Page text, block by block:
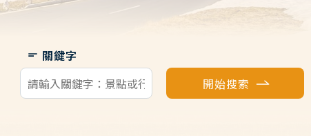
關鍵字
開始搜索